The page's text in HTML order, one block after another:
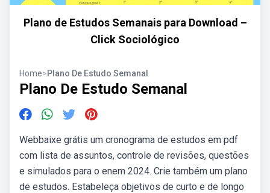
Plano de Estudos Semanais para Download –
Click Sociológico
Home>Plano De Estudo Semanal
Plano De Estudo Semanal
Webbaixe grátis um cronograma de estudos em pdf
com lista de assuntos, controle de revisões, questões
e simulados para o enem 2024. Crie também um plano
de estudos. Estabeleça objetivos de curto e de longo